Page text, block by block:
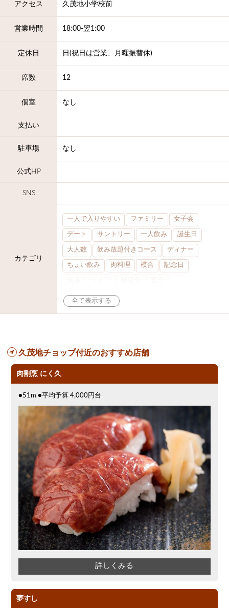
アクセス 久茂地小学校前
営業時間 18:00‐翌1:00
定休日 日(祝日は営業、月曜振替休)
席数 12
個室 なし
支払い
駐車場 なし
公式HP
SNS
カテゴリ
一人で入りやすい ファミリー 女子会
デート サントリー 一人飲み 誕生日
大人数 飲み放題付きコース ディナー
ちょい飲み 肉料理 模合 記念日
夜10時以降入店可
気軽に一杯 プレミアムモルツ
久茂地チョップ付近のおすすめ店舗
肉割烹 にく久
●51m ●平均予算 4,000円台
詳しくみる
夢すし